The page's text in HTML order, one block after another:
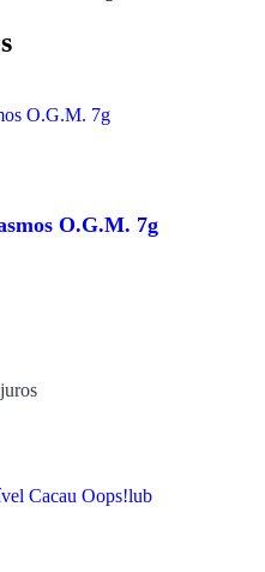
O.G.M. 7g